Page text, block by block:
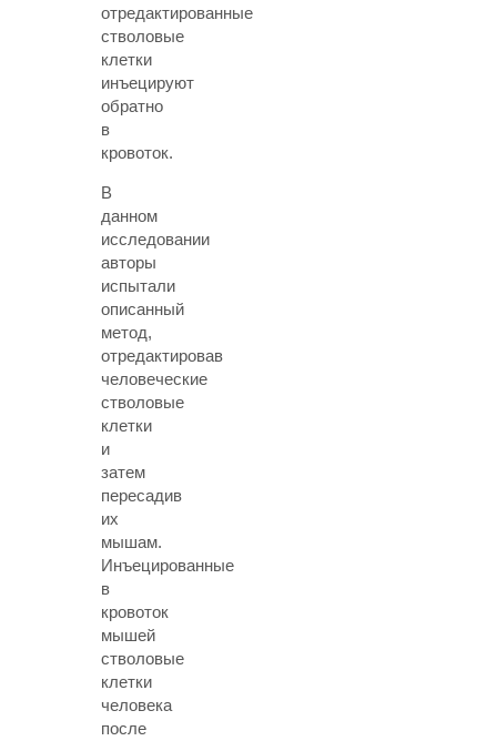
отредактированные
стволовые
клетки
инъецируют
обратно
в
кровоток.
В
данном
исследовании
авторы
испытали
описанный
метод,
отредактировав
человеческие
стволовые
клетки
и
затем
пересадив
их
мышам.
Инъецированные
в
кровоток
мышей
стволовые
клетки
человека
после